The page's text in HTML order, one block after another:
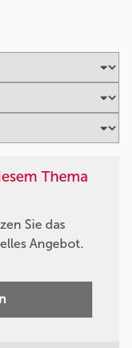
Thema
Sie das
Angebot.